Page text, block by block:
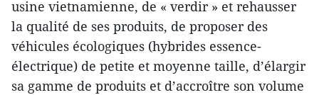
usine vietnamienne, de « verdir » et rehausser
la qualité de ses produits, de proposer des
véhicules écologiques (hybrides essence-
électrique) de petite et moyenne taille, d’élargir
sa gamme de produits et d’accroître son volume